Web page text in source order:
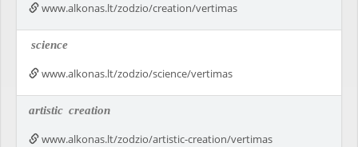
www.alkonas.lt/zodzio/creation/vertimas
science
www.alkonas.lt/zodzio/science/vertimas
artistic creation
www.alkonas.lt/zodzio/artistic-creation/vertimas